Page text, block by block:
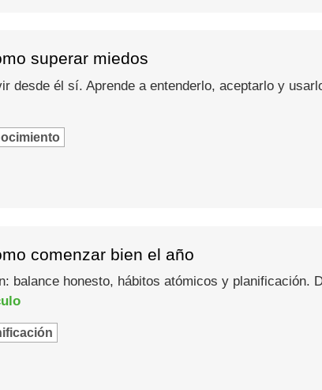
superar miedos
desde él sí. Aprende a entenderlo, aceptarlo y
comenzar bien el año
balance honesto, hábitos atómicos y planificación.